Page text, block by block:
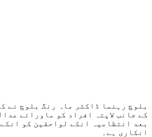
بلوچ رہنما ڈاکٹر ماہ رنگ بلوچ نے
کے جانب لاپتہ افراد کو ماورائے
بعد انتظامیہ انکے لواحقین کو انکے
انکاری ہے۔